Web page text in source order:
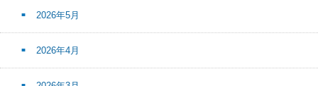
2026年5月
2026年4月